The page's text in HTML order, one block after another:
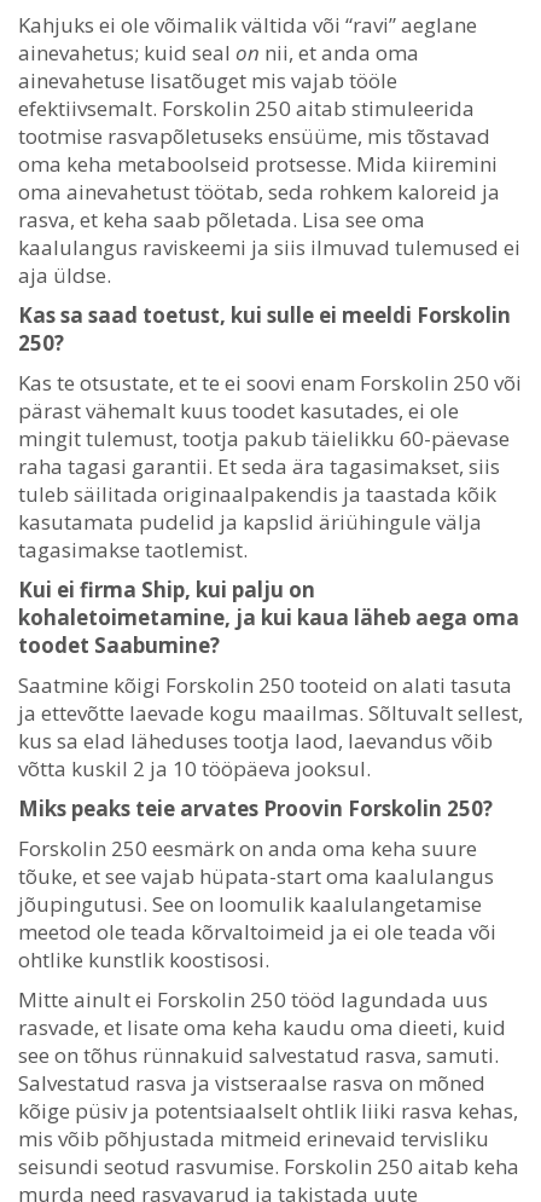
Kahjuks ei ole võimalik vältida või “ravi” aeglane
ainevahetus; kuid seal on nii, et anda oma
ainevahetuse lisatõuget mis vajab tööle
efektiivsemalt. Forskolin 250 aitab stimuleerida
tootmise rasvapõletuseks ensüüme, mis tõstavad
oma keha metaboolseid protsesse. Mida kiiremini
oma ainevahetust töötab, seda rohkem kaloreid ja
rasva, et keha saab põletada. Lisa see oma
kaalulangus raviskeemi ja siis ilmuvad tulemused ei
aja üldse.
Kas sa saad toetust, kui sulle ei meeldi Forskolin
250?
Kas te otsustate, et te ei soovi enam Forskolin 250 või
pärast vähemalt kuus toodet kasutades, ei ole
mingit tulemust, tootja pakub täielikku 60-päevase
raha tagasi garantii. Et seda ära tagasimakset, siis
tuleb säilitada originaalpakendis ja taastada kõik
kasutamata pudelid ja kapslid äriühingule välja
tagasimakse taotlemist.
Kui ei firma Ship, kui palju on
kohaletoimetamine, ja kui kaua läheb aega oma
toodet Saabumine?
Saatmine kõigi Forskolin 250 tooteid on alati tasuta
ja ettevõtte laevade kogu maailmas. Sõltuvalt sellest,
kus sa elad läheduses tootja laod, laevandus võib
võtta kuskil 2 ja 10 tööpäeva jooksul.
Miks peaks teie arvates Proovin Forskolin 250?
Forskolin 250 eesmärk on anda oma keha suure
tõuke, et see vajab hüpata-start oma kaalulangus
jõupingutusi. See on loomulik kaalulangetamise
meetod ole teada kõrvaltoimeid ja ei ole teada või
ohtlike kunstlik koostisosi.
Mitte ainult ei Forskolin 250 tööd lagundada uus
rasvade, et lisate oma keha kaudu oma dieeti, kuid
see on tõhus rünnakuid salvestatud rasva, samuti.
Salvestatud rasva ja vistseraalse rasva on mõned
kõige püsiv ja potentsiaalselt ohtlik liiki rasva kehas,
mis võib põhjustada mitmeid erinevaid tervisliku
seisundi seotud rasvumise. Forskolin 250 aitab keha
murda need rasvavarud ja takistada uute